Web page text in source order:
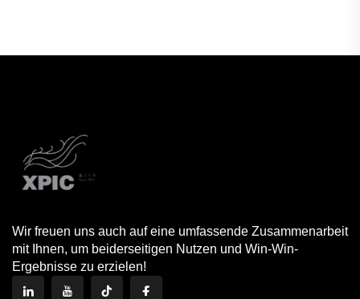
Wir freuen uns auch auf eine umfassende Zusammenarbeit
mit Ihnen, um beiderseitigen Nutzen und Win-Win-
Ergebnisse zu erzielen!